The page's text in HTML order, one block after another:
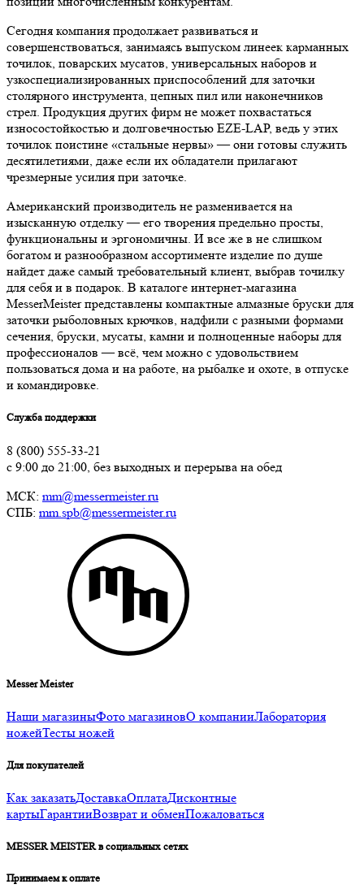
Сегодня компания продолжает развиваться и
совершенствоваться, занимаясь выпуском линеек карманных
точилок, поварских мусатов, универсальных наборов и
узкоспециализированных приспособлений для заточки
столярного инструмента, цепных пил или наконечников
стрел. Продукция других фирм не может похвастаться
износостойкостью и долговечностью EZE-LAP, ведь у этих
точилок поистине «стальные нервы» — они готовы служить
десятилетиями, даже если их обладатели прилагают
чрезмерные усилия при заточке.
Американский производитель не разменивается на
изысканную отделку — его творения предельно просты,
функциональны и эргономичны. И все же в не слишком
богатом и разнообразном ассортименте изделие по душе
найдет даже самый требовательный клиент, выбрав точилку
для себя и в подарок. В каталоге интернет-магазина
MesserMeister представлены компактные алмазные бруски для
заточки рыболовных крючков, надфили с разными формами
сечения, бруски, мусаты, камни и полноценные наборы для
профессионалов — всё, чем можно с удовольствием
пользоваться дома и на работе, на рыбалке и охоте, в отпуске
и командировке.
Служба поддержки
8 (800) 555-33-21
с 9:00 до 21:00, без выходных и перерыва на обед
МСК: mm@messermeister.ru
СПБ: mm.spb@messermeister.ru
Messer Meister
Наши магазиныФото магазиновО компанииЛаборатория
ножейТесты ножей
Для покупателей
Как заказатьДоставкаОплатаДисконтные
картыГарантииВозврат и обменПожаловаться
MESSER MEISTER в социальных сетях
Принимаем к оплате